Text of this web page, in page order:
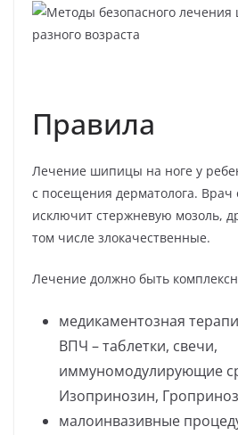
Правила
Лечение шипицы на ноге у
с посещения дерматолога.
исключит стержневую мозоль,
том числе злокачественные.
Лечение должно быть
медикаментозная
ВПЧ – таблетки, свечи,
иммуномодулирующие
Изопринозин,
малоинвазивные